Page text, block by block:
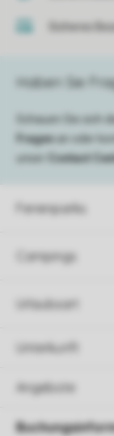
Sicheres
Ferienparks
Campings
Urlaubsart
Unterkunft
Angebote
Haben Sie
Schauen Sie sich
Fragen an oder
unser
Contact